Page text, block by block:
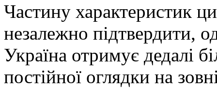
Частину характеристик
незалежно підтвердити,
Україна отримує дедалі
постійної оглядки на